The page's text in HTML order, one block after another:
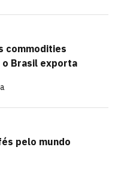
commodities
Brasil exporta
pelo mundo